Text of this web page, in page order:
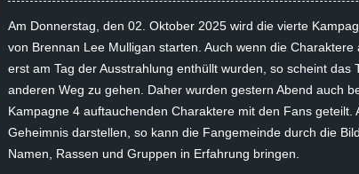
s
g
e
Am Donnerstag, den 02. Oktober 2025 wird die vierte
von Brennan Lee Mulligan starten. Auch wenn die
erst am Tag der Ausstrahlung enthüllt wurden, so scheint das
anderen Weg zu gehen. Daher wurden gestern Abend auch
Kampagne 4 auftauchenden Charaktere mit den Fans geteilt.
Geheimnis darstellen, so kann die Fangemeinde durch die
Namen, Rassen und Gruppen in Erfahrung bringen.